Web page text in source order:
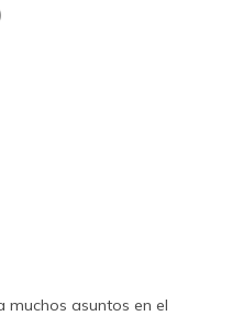
muchos asuntos en el